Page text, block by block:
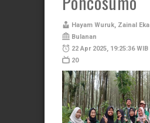
Hayam Wuruk, Zainal Eka
Bulanan
22 Apr 2025, 19:25:36 WIB
20